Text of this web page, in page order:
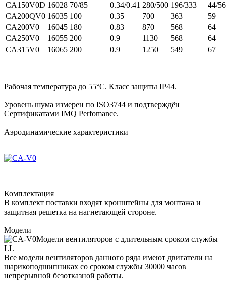
CA150V0D 16028 70/85 0.34/0.41 280/500 196/333
44/56
CA200QV0 16035 100 0.35 700 363
59
CA200V0
16045 180 0.83 870 568
64
CA250V0
16055 200 0.9 1130 568
64
CA315V0
16065 200 0.9 1250 549 67
Рабочая температура до 55°С. Класс защиты IP44.
Уровень шума измерен по ISO3744 и подтверждён
Сертификатами IMQ Perfomance.
Аэродинамические характеристики
Комплектация
В комплект поставки входят кронштейны для монтажа и
защитная решетка на нагнетающей стороне.
Модели
Модели вентиляторов с длительным сроком службы
LL
Все модели вентиляторов данного ряда имеют двигатели на
шарикоподшипниках со сроком службы 30000 часов
непрерывной безотказной работы.